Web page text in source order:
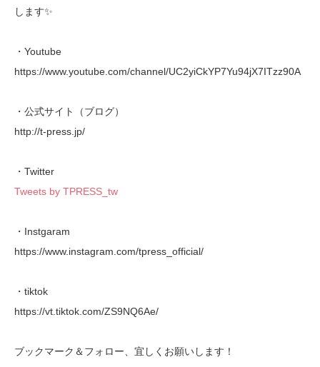
します✨
・Youtube
https://www.youtube.com/channel/UC2yiCkYP7Yu94jX7ITzz90A
・公式サイト（ブログ）
http://t-press.jp/
・Twitter
Tweets by TPRESS_tw
・Instgaram
https://www.instagram.com/tpress_official/
・tiktok
https://vt.tiktok.com/ZS9NQ6Ae/
ブックマーク＆フォロー、宜しくお願いします！